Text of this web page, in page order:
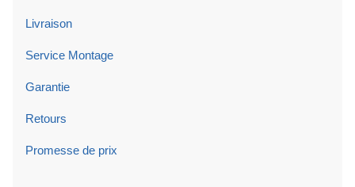
Livraison
Service Montage
Garantie
Retours
Promesse de prix